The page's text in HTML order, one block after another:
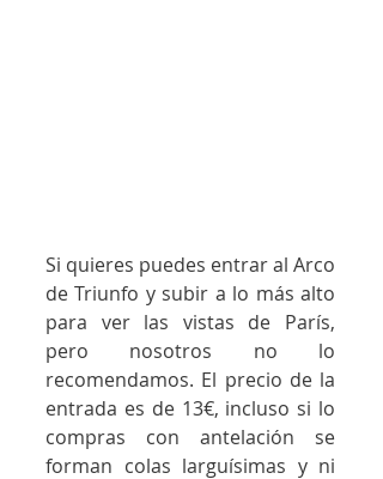
Si quieres puedes entrar al Arco
de Triunfo y subir a lo más alto
para ver las vistas de París,
pero nosotros no lo
recomendamos. El precio de la
entrada es de 13€, incluso si lo
compras con antelación se
forman colas larguísimas y ni